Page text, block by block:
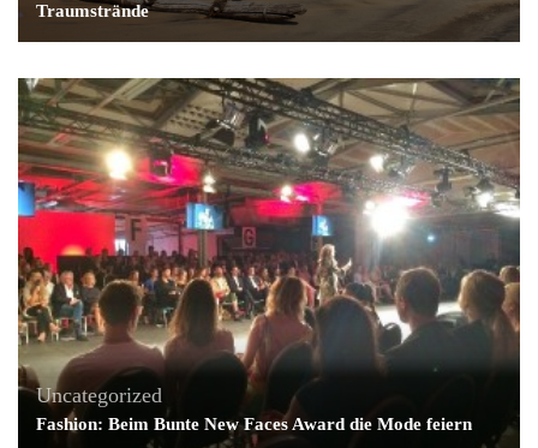
Traumstrände
Uncategorized
Fashion: Beim Bunte New Faces Award die Mode feiern